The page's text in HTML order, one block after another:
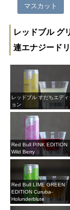
マスカット
レッドブル グ
連エナジード
レッドブル すだちエディ
ョン
Red Bull PINK EDITION
Wild Berry
Red Bull LIME GREEN
EDITION Curuba-
Holunderblute